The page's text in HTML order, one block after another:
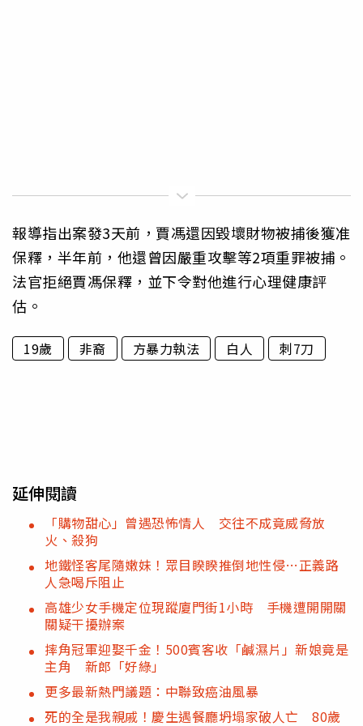
報導指出案發3天前，賈馮還因毀壞財物被捕後獲准
保釋，半年前，他還曾因嚴重攻擊等2項重罪被捕。
法官拒絕賈馮保釋，並下令對他進行心理健康評
估。
19歲 非裔 方暴力執法 白人 刺7刀
延伸閱讀
「購物甜心」曾遇恐怖情人 交往不成竟威脅放
火、殺狗
地鐵怪客尾隨嫩妹！眾目睽睽推倒地性侵…正義路
人急喝斥阻止
高雄少女手機定位現蹤廈門街1小時 手機遭開開關
關疑干擾辦案
摔角冠軍迎娶千金！500賓客收「鹹濕片」新娘竟是
主角 新郎「好綠」
更多最新熱門議題：中聯致癌油風暴
死的全是我親戚！慶生遇餐廳坍塌家破人亡 80歲